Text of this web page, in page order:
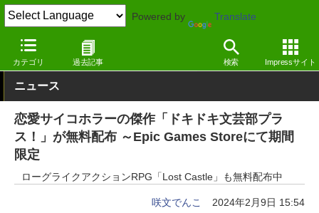
Powered by Translate
カテゴリ 過去記事 検索 Impressサイト
窓の杜 エンタメ ゲーム
ニュース
恋愛サイコホラーの傑作「ドキドキ文芸部プラ
ス！」が無料配布 ～Epic Games Storeにて期間
限定
ローグライクアクションRPG「Lost Castle」も無料配布中
咲文でんこ 2024年2月9日 15:54